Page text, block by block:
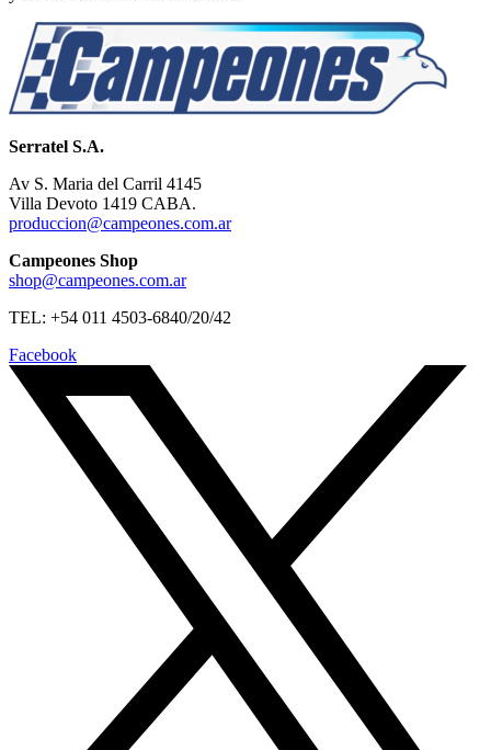
Serratel S.A.
Av S. Maria del Carril 4145
Villa Devoto 1419 CABA.
produccion@campeones.com.ar
Campeones Shop
shop@campeones.com.ar
TEL: +54 011 4503-6840/20/42
Facebook